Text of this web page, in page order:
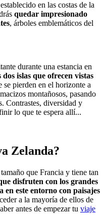
en las costas de la
quedar impresionado
, árboles emblemáticos del
durante una estancia en
dos islas que ofrecen vistas
se pierden en el horizonte a
montañosos, pasando
Contrastes, diversidad y
lo que te espera allí...
Zelanda?
que Francia y tiene tan
disfruten con los grandes
en este entorno con paisajes
a la mayoría de ellos de
antes de empezar tu viaje